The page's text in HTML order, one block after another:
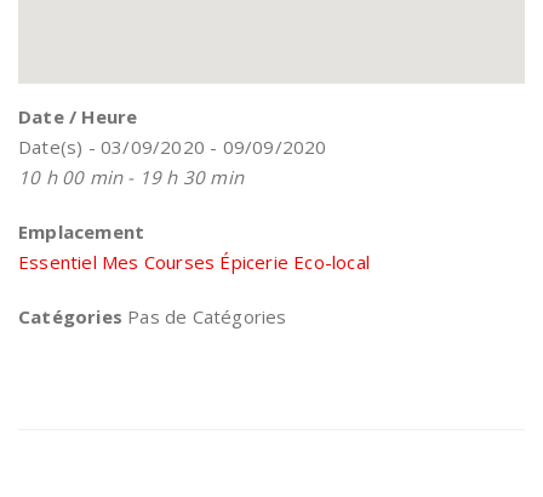
Date / Heure
Date(s) - 03/09/2020 - 09/09/2020
10 h 00 min - 19 h 30 min
Emplacement
Essentiel Mes Courses Épicerie Eco-local
Catégories Pas de Catégories